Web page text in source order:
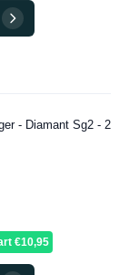
- Diamant Sg2 - 2
€10,95